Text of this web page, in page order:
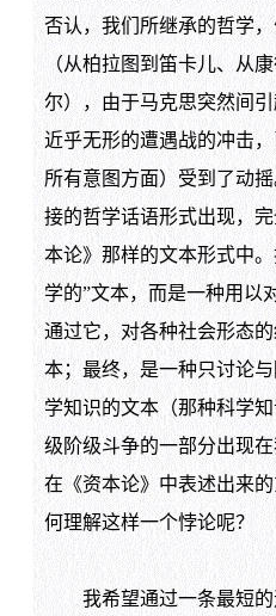
否认，我们所继承的哲学
（从柏拉图到笛卡儿、从
尔），由于马克思突然间引
近乎无形的遭遇战的冲击
所有意图方面）受到了动
接的哲学话语形式出现，
本论》那样的文本形式中
学的”文本，而是一种用以
通过它，对各种社会形态
本；最终，是一种只讨论
学知识的文本（那种科学
级阶级斗争的一部分出现
在《资本论》中表述出来
何理解这样一个悖论呢？
我希望通过一条最短的